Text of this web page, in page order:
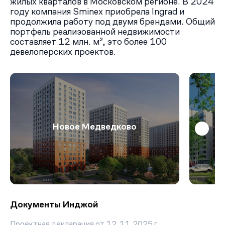
Парка Дружбы — 2,3 км.
Плюсы и минусы
ЖК Инджой собрал множество положительных
отзывов, в первую очередь, из-за своего расположения
и высокой транспортной доступности для пешеходов и
новостройки также являются парковое окружение,
развитая инфраструктура локации, собственные
образовательные, спортивные и торговые объекты на
территории.
Существенным минусом проекта является
недостаточное количество парковочных мест (их в три
раза меньше количества квартир).
году компания Sminex приобрела Ingrad и
продолжила работу под двумя брендами. Общий
портфель реализованной недвижимости
составляет 12 млн. м², это более 100
девелоперских проектов.
Новое Медведково
Документы Инджой